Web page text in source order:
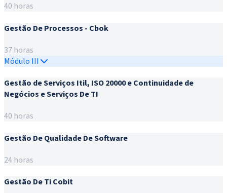
40 horas
Gestão De Processos - Cbok
37 horas
Módulo III
Gestão de Serviços Itil, ISO 20000 e Continuidade de
Negócios e Serviços De TI
40 horas
Gestão De Qualidade De Software
24 horas
Gestão De Ti Cobit